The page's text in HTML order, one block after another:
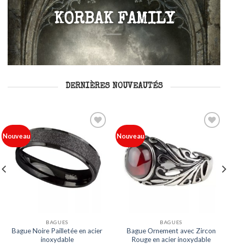
KORBAK FAMILY
DERNIÈRES NOUVEAUTÉS
Nouveau
à ma
liste
BAGUES
Bague Noire Pailletée en acier
inoxydable
Nouveau
BAGUES
Bague Ornement avec Zircon
Rouge en acier inoxydable